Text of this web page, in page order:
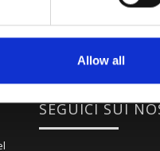
Allow all
SEGUICI SUI